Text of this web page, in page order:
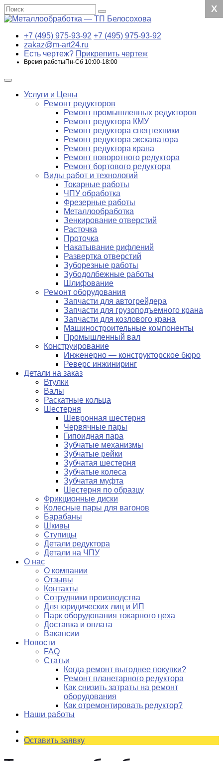
+7 (495) 975-93-92 +7 (495) 975-93-92
zakaz@m-art24.ru
Есть чертеж? Прикрепить чертеж
Время работы Пн-Сб 10:00-18:00
Услуги и Цены
Ремонт редукторов
Ремонт промышленных редукторов
Ремонт редуктора КМУ
Ремонт редуктора спецтехники
Ремонт редуктора экскаватора
Ремонт редуктора крана
Ремонт поворотного редуктора
Ремонт бортового редуктора
Виды работ и технологий
Токарные работы
ЧПУ обработка
Фрезерные работы
Металлообработка
Зенкирование отверстий
Расточка
Проточка
Накатывание рифлений
Развертка отверстий
Зуборезные работы
Зубодолбежные работы
Шлифование
Ремонт оборудования
Запчасти для автогрейдера
Запчасти для грузоподъемного крана
Запчасти для козлового крана
Машиностроительные компоненты
Промышленный вал
Конструирование
Инженерно — конструкторское бюро
Реверс инжиниринг
Детали на заказ
Втулки
Валы
Раскатные кольца
Шестерня
Шевронная шестерня
Червячные пары
Гипоидная пара
Зубчатые механизмы
Зубчатые рейки
Зубчатая шестерня
Зубчатые колеса
Зубчатая муфта
Шестерня по образцу
Фрикционные диски
Колесные пары для вагонов
Барабаны
Шкивы
Ступицы
Детали редуктора
Детали на ЧПУ
О нас
О компании
Отзывы
Контакты
Сотрудники производства
Для юридических лиц и ИП
Парк оборудования токарного цеха
Доставка и оплата
Вакансии
Новости
FAQ
Статьи
Когда ремонт выгоднее покупки?
Ремонт планетарного редуктора
Как снизить затраты на ремонт
оборудования
Как отремонтировать редуктор?
Наши работы
Оставить заявку
X
X
X
X